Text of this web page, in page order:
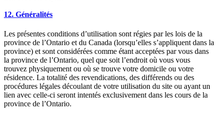
12. Généralités
Les présentes conditions d’utilisation sont régies par les lois de la
province de l’Ontario et du Canada (lorsqu’elles s’appliquent dans la
province) et sont considérées comme étant acceptées par vous dans
la province de l’Ontario, quel que soit l’endroit où vous vous
trouvez physiquement ou où se trouve votre domicile ou votre
résidence. La totalité des revendications, des différends ou des
procédures légales découlant de votre utilisation du site ou ayant un
lien avec celle-ci seront intentés exclusivement dans les cours de la
province de l’Ontario.